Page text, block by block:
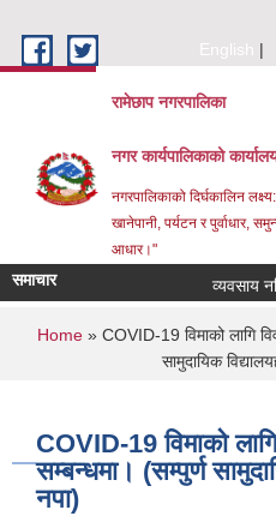
English
रामेछाप नगरपालिका
नगर कार्यपालिकाको
नगरपालिकाको दिर्घकालिन
खानेपानी, पर्यटन र पुर्वाधार,
आधार।"
समाचार व्यवसाय
You are here
Home» COVID-19 विमाको लागि
सामुदायिक
COVID-19 विमाको
सम्बन्धमा। (सम्पुर्ण
नपा)